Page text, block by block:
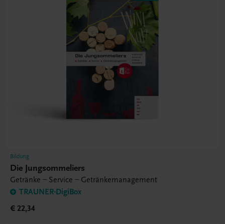
Bildung
Die Jungsommeliers
Getränke – Service – Getränkemanagement
TRAUNER-DigiBox
€ 22,34